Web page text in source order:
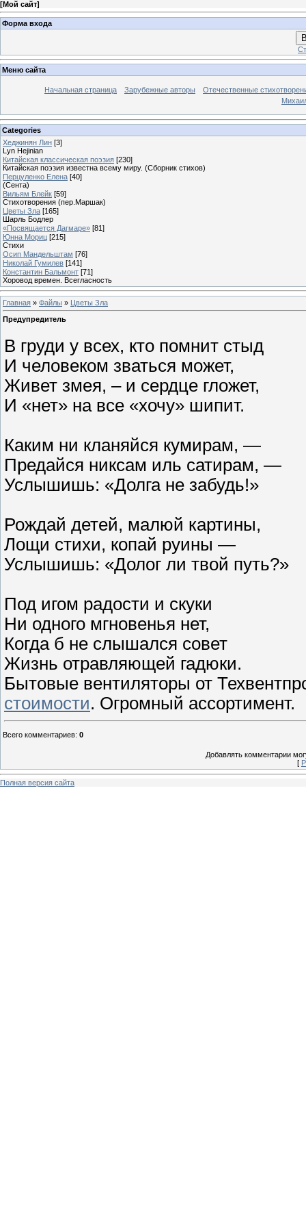
[Мой сайт]
Форма входа
Меню сайта
Начальная страница Зарубежные авторы
Отечественные
Categories
Хеджинян Лин [3]
Lyn Hejinian
Китайская классическая поэзия [230]
Китайская поэзия известна всему миру. (Сборник стихов)
Перцуленко Елена [40]
(Сента)
Вильям Блейк [59]
Стихотворения (пер.Маршак)
Цветы Зла [165]
Шарль Бодлер
«Посвящается Дагмаре» [81]
Юнна Мориц [215]
Стихи
Осип Мандельштам [76]
Николай Гумилев [141]
Константин Бальмонт [71]
Хоровод времен. Всегласность
Главная » Файлы » Цветы Зла
Предупредитель
В груди у всех, кто помнит стыд
И человеком зваться может,
Живет змея, – и сердце гложет,
И «нет» на все «хочу» шипит.
Каким ни кланяйся кумирам, —
Предайся никсам иль сатирам, —
Услышишь: «Долга не забудь!»
Рождай детей, малюй картины,
Лощи стихи, копай руины —
Услышишь: «Долог ли твой путь?»
Под игом радости и скуки
Ни одного мгновенья нет,
Когда б не слышался совет
Жизнь отравляющей гадюки.
Бытовые вентиляторы от
стоимости. Огромный ассортимент.
Всего комментариев: 0
Добавлять комментарии
[
Полная версия сайта